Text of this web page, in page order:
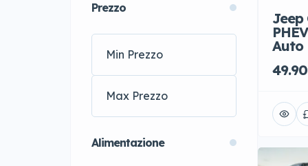
FIAT
Ford(25)
Hyundai(18)
Jaguar(55)
Jeep(7)
KIA(24)
Prezzo
Alimentazione
Jeep
Auto